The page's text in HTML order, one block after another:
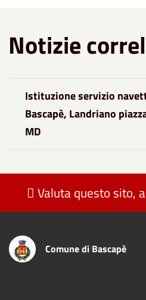
Notizie
Istituzione servizio
Bascapè, Landriano
MD
Valuta questo sito,
Comune di Bascapè